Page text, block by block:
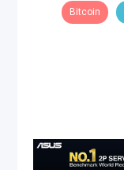
Bitcoin